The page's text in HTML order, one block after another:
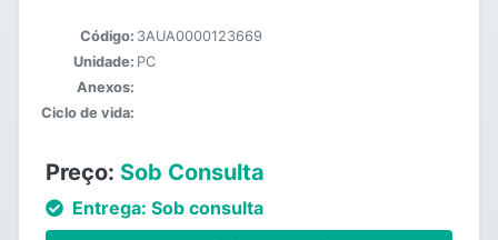
Código: 3AUA0000123669
Unidade: PC
Anexos:
Ciclo de vida:
Preço: Sob Consulta
Entrega: Sob consulta